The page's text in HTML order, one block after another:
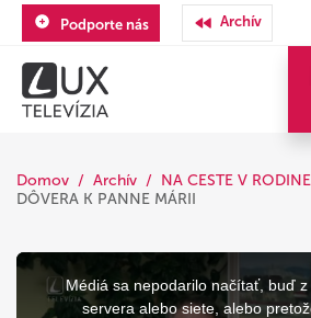
Podporte nás Archív
Domov Archív
NA CESTE V RODINE
DÔVERA K PANNE MÁRII
This
is
window.
Médiá sa nepodarilo načítať, buď z
servera alebo siete, alebo